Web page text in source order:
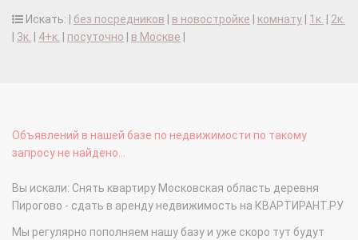
Искать: | без посредников в новостройке комнату 1к.
2к.
3к. 4+к. посуточно в Москве
Объявлений в нашей базе по недвижимости по такому
запросу не найдено...
Вы искали: Снять квартиру Московская область деревня
Пирогово - сдать в аренду недвижимость на КВАРТИРАНТ.РУ
Мы регулярно пополняем нашу базу и уже скоро тут будут